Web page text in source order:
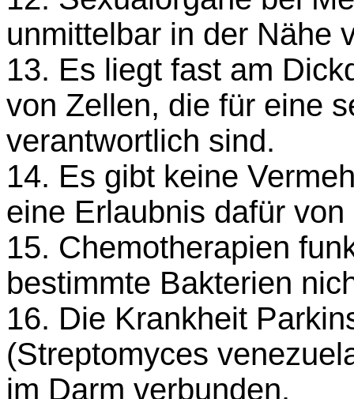
unmittelbar in der Nähe
13. Es liegt fast am
von Zellen, die für eine
verantwortlich sind.
14. Es gibt keine
eine Erlaubnis dafür
15. Chemotherapien
bestimmte Bakterien
16. Die Krankheit
(Streptomyces
im Darm verbunden.